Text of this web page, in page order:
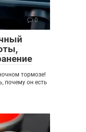
0
тормозе!
почему он есть